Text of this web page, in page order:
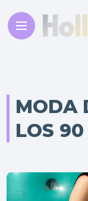
MODA
LOS 90